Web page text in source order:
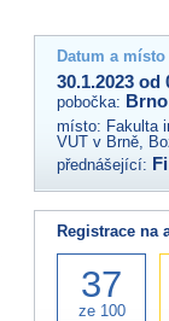
Datum a
30.1.2023 od
pobočka: Brno
místo: Fakulta
VUT v Brně,
přednášející:
Registrace na
37
ze 100